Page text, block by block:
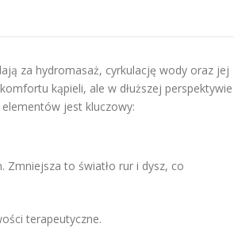
za hydromasaż, cyrkulację wody oraz jej
kąpieli, ale w dłuższej perspektywie
jest kluczowy:
Zmniejsza to światło rur i dysz, co
terapeutyczne.